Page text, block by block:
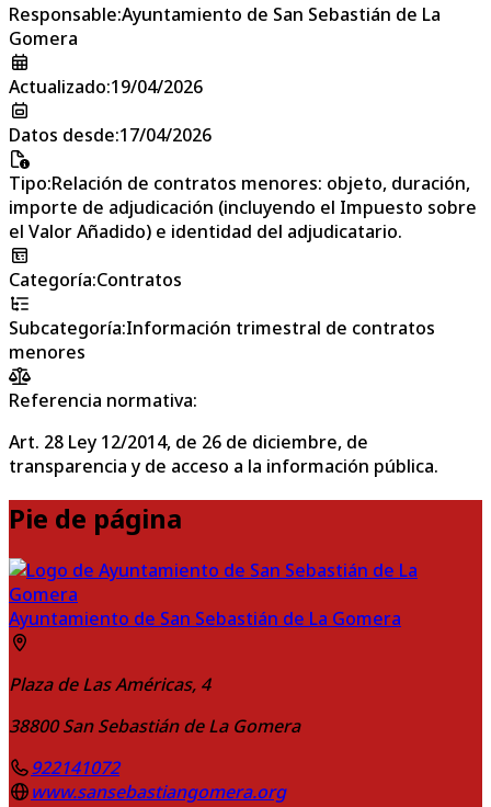
Responsable:Ayuntamiento de San Sebastián de La
Gomera
Actualizado:19/04/2026
Datos desde:17/04/2026
Tipo:Relación de contratos menores: objeto, duración,
importe de adjudicación (incluyendo el Impuesto sobre
el Valor Añadido) e identidad del adjudicatario.
Categoría:Contratos
Subcategoría:Información trimestral de contratos
menores
Referencia normativa:
Art. 28 Ley 12/2014, de 26 de diciembre, de
transparencia y de acceso a la información pública.
Pie de página
Ayuntamiento de San Sebastián de La Gomera
Plaza de Las Américas, 4
38800 San Sebastián de La Gomera
922141072
www.sansebastiangomera.org